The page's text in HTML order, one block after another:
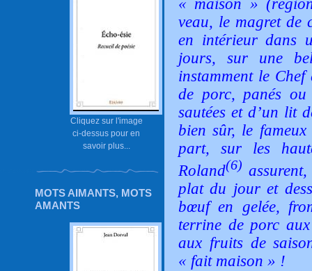
Cliquez sur l'image
ci-dessus pour en
savoir plus...
MOTS AIMANTS, MOTS
AMANTS
« maison »
veau, le magret de
en intérieur dans
jours, sur une
instamment le
de porc, panés ou
sautées et d’un lit
bien sûr, le
part, sur les
Roland(6)
plat du jour et
bœuf en gelée,
terrine de porc
aux fruits de
« fait maison » !